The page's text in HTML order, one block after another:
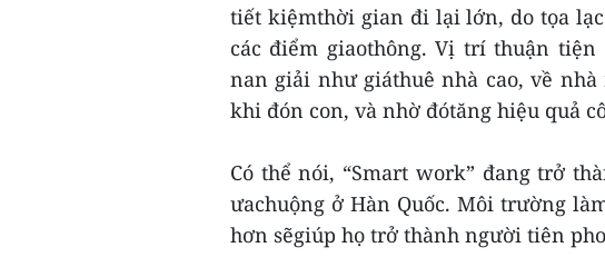
tiết kiệmthời gian đi lại lớn, do tọa
các điểm giaothông. Vị trí thuận
nan giải như giáthuê nhà cao, về
khi đón con, và nhờ đótăng hiệu quả
Có thể nói, “Smart work” đang trở
ưachuộng ở Hàn Quốc. Môi trường
hơn sẽgiúp họ trở thành người tiên